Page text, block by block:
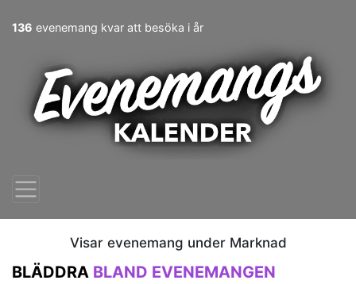
136 evenemang kvar att besöka i år
Visar evenemang under Marknad
BLÄDDRA BLAND EVENEMANGEN